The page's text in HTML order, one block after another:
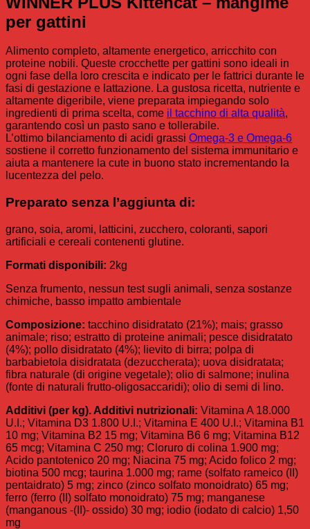
per gattini
Alimento completo, altamente energetico, arricchito con
proteine nobili. Queste crocchette per gattini sono ideali in
ogni fase della loro crescita e indicato per le fattrici durante le
fasi di gestazione e lattazione. La gustosa ricetta, nutriente e
altamente digeribile, viene preparata impiegando solo
ingredienti di prima scelta, come il tacchino di alta qualità,
garantendo così un pasto sano e tollerabile.
L’ottimo bilanciamento di acidi grassi Omega-3 e Omega-6
sostiene il corretto funzionamento del sistema immunitario e
aiuta a mantenere la cute in buono stato incrementando la
lucentezza del pelo.
Preparato senza l’aggiunta di:
grano, soia, aromi, latticini, zucchero, coloranti, sapori
artificiali e cereali contenenti glutine.
Formati disponibili: 2kg
Senza frumento, nessun test sugli animali, senza sostanze
chimiche, basso impatto ambientale
Composizione: tacchino disidratato (21%); mais; grasso
animale; riso; estratto di proteine animali; pesce disidratato
(4%); pollo disidratato (4%); lievito di birra; polpa di
barbabietola disidratata (dezuccherata); uova disidratata;
fibra naturale (di origine vegetale); olio di salmone; inulina
(fonte di naturali frutto-oligosaccaridi); olio di semi di lino.
Additivi (per kg). Additivi nutrizionali: Vitamina A 18.000
U.I.; Vitamina D3 1.800 U.I.; Vitamina E 400 U.I.; Vitamina B1
10 mg; Vitamina B2 15 mg; Vitamina B6 6 mg; Vitamina B12
65 mcg; Vitamina C 250 mg; Cloruro di colina 1.900 mg;
Acido pantotenico 20 mg; Niacina 75 mg; Acido folico 2 mg;
biotina 500 mcg; taurina 1.000 mg; rame (solfato rameico (II)
pentaidrato) 5 mg; zinco (zinco solfato monoidrato) 65 mg;
ferro (ferro (II) solfato monoidrato) 75 mg; manganese
(manganous -(II)- ossido) 30 mg; iodio (iodato di calcio) 1,50
mg